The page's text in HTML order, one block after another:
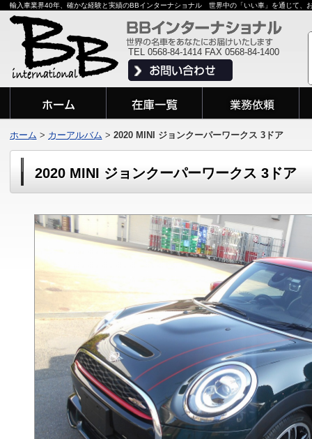
輸入車業界40年、確かな経験と実績のBBインターナショナル 世界中の「いい車」を通じて、
TEL 0568-84-1414 FAX 0568-84-1400
2020 MINI ジョンクーパーワークス 3ドア
ホーム > カーアルバム > 2020 MINI ジョンクーパーワークス 3ドア